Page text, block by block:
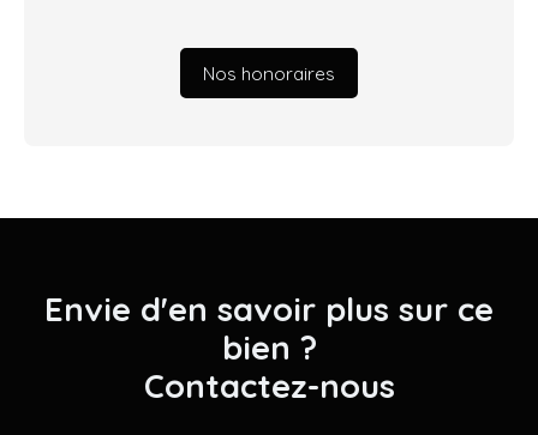
Nos honoraires
Envie d'en savoir plus sur ce
bien ?
Contactez-nous